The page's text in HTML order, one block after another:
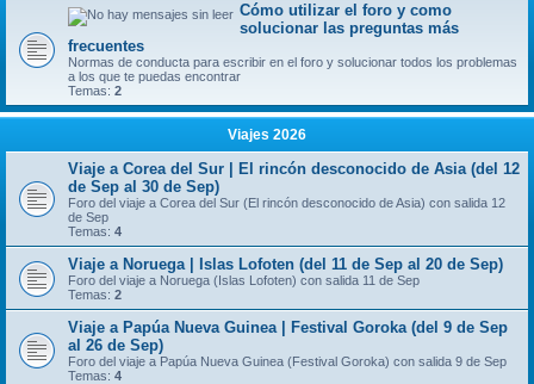
Cómo utilizar el foro y como
solucionar las preguntas más
frecuentes
Normas de conducta para escribir en el foro y solucionar todos los problemas
a los que te puedas encontrar
Temas: 2
Viajes 2026
Viaje a Corea del Sur | El rincón desconocido de Asia (del 12
de Sep al 30 de Sep)
Foro del viaje a Corea del Sur (El rincón desconocido de Asia) con salida 12
de Sep
Temas: 4
Viaje a Noruega | Islas Lofoten (del 11 de Sep al 20 de Sep)
Foro del viaje a Noruega (Islas Lofoten) con salida 11 de Sep
Temas: 2
Viaje a Papúa Nueva Guinea | Festival Goroka (del 9 de Sep
al 26 de Sep)
Foro del viaje a Papúa Nueva Guinea (Festival Goroka) con salida 9 de Sep
Temas: 4